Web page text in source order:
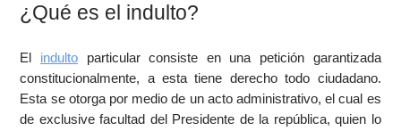
¿Qué es el indulto?
El indulto particular consiste en una petición garantizada
constitucionalmente, a esta tiene derecho todo ciudadano.
Esta se otorga por medio de un acto administrativo, el cual es
de exclusive facultad del Presidente de la república, quien lo